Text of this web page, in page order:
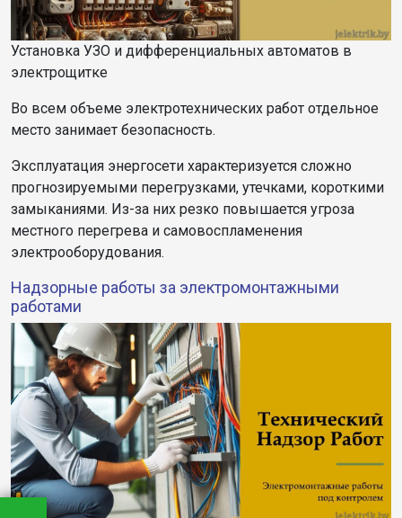
Установка УЗО и дифференциальных автоматов в
электрощитке
Во всем объеме электротехнических работ отдельное
место занимает безопасность.
Эксплуатация энергосети характеризуется сложно
прогнозируемыми перегрузками, утечками, короткими
замыканиями. Из-за них резко повышается угроза
местного перегрева и самовоспламенения
электрооборудования.
Надзорные работы за электромонтажными
работами